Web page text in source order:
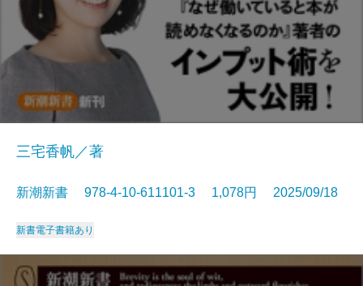
三宅香帆／著
新潮新書 978-4-10-611101-3 1,078円 2025/09/18
新書電子書籍あり